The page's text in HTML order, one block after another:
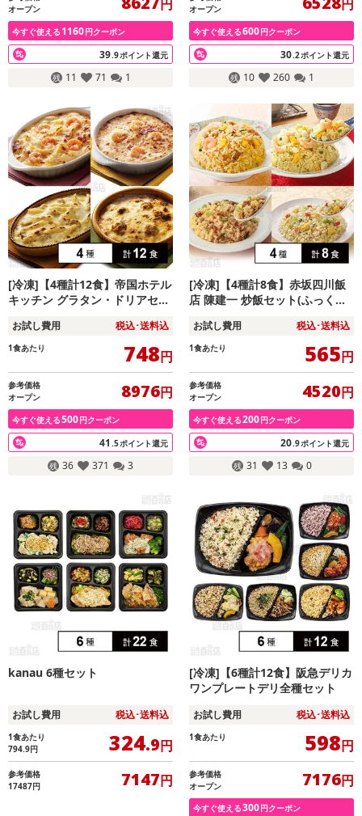
オープン
円
今すぐ使える 1160円クーポン
39.9ポイント還元
11 71 1
オープン
円
今すぐ使える600円クーポン
30.2ポイント還元
10 260 1
[冷凍]【4種計12食】帝国ホテル
キッチン グラタン・ドリアセッ
老のドリア/チキンのペンネグラ
タン/きのこ香るチキンドリア)
お試し費用 税込･送料込
1食あたり 748円
参考価格
オープン
8976円
今すぐ使える500円クーポン
41 .5ポイント還元
36 371 3
[冷凍]【4種計8食】赤坂四川飯
店 陳建一 炒飯セット(ふっくら
蟹・カニカマ入りレタス炒飯)
お試し費用 税込･送料込
1食あたり 565円
参考価格
オープン
4520円
今すぐ使える200円クーポン
20.9ポイント還元
31 13 0
kanau 6種セット
お試し費用 税込･送料込
1食あたり
794.9円 324.9円
参考価格
17487円
7147円
[冷凍]【6種計12食】阪急デリカ
ワンプレートデリ全種セット
お試し費用 税込･送料込
1食あたり 598円
参考価格
オープン
7176円
今すぐ使える300円クーポン